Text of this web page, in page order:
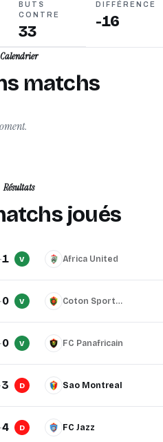
BUTS
CONTRE
33
DIFFÉRENCE
-16
Calendrier
matchs
Résultats
joués
1 V Africa United
0 V Coton Sport de Montreal
0 V FC Panafricain
3 D Sao Montreal
4 D FC Jazz